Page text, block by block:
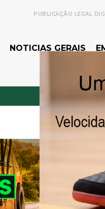
PUBLICAÇÃO LEGAL
NOTICIAS GERAIS
- Anúncio -